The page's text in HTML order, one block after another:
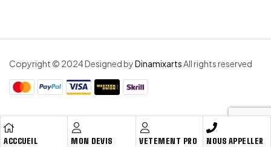
ACCCUEIL MON DEVIS VETEMENT PRO NOUS APPELLER
Copyright © 2024 Designed byDinamixartsAll rights reserved